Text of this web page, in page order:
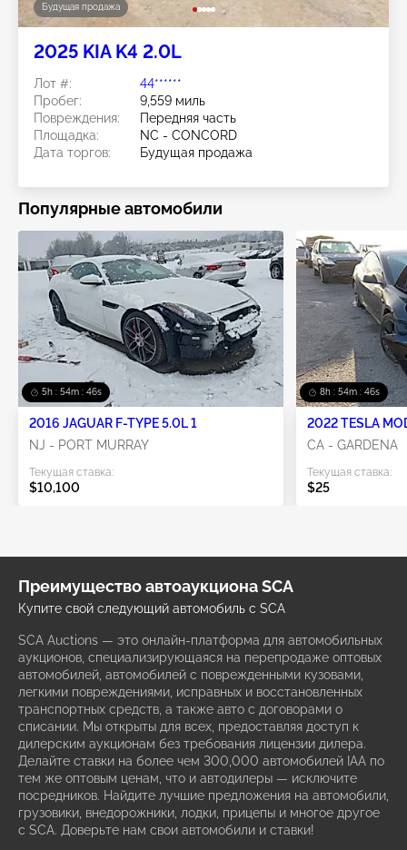
Будущая продажа
2025 KIA K4 2.0L
Лот #:
44******
Пробег:
9,559 миль
Повреждения:
Передняя часть
Площадка:
NC - CONCORD
Дата торгов:
Будущая продажа
Популярные автомобили
5h : 54m : 44s
2016 JAGUAR F-TYPE 5.0L 1
NJ - PORT MURRAY
Текущая ставка:
$10,100
8h : 54m : 44s
2022 TESLA
CA - GARDENA
Текущая ставка:
$25
Преимущество автоаукциона SCA
Купите свой следующий автомобиль с SCA
SCA Auctions — это онлайн-платформа для автомобильных
аукционов, специализирующаяся на перепродаже оптовых
автомобилей, автомобилей с поврежденными кузовами,
легкими повреждениями, исправных и восстановленных
транспортных средств, а также авто с договорами о
списании. Мы открыты для всех, предоставляя доступ к
дилерским аукционам без требования лицензии дилера.
Делайте ставки на более чем 300,000 автомобилей IAA по
тем же оптовым ценам, что и автодилеры — исключите
посредников. Найдите лучшие предложения на автомобили,
грузовики, внедорожники, лодки, прицепы и многое другое
с SCA. Доверьте нам свои автомобили и ставки!